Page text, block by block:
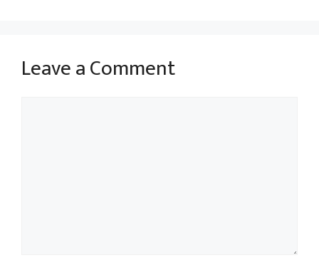
Leave a Comment